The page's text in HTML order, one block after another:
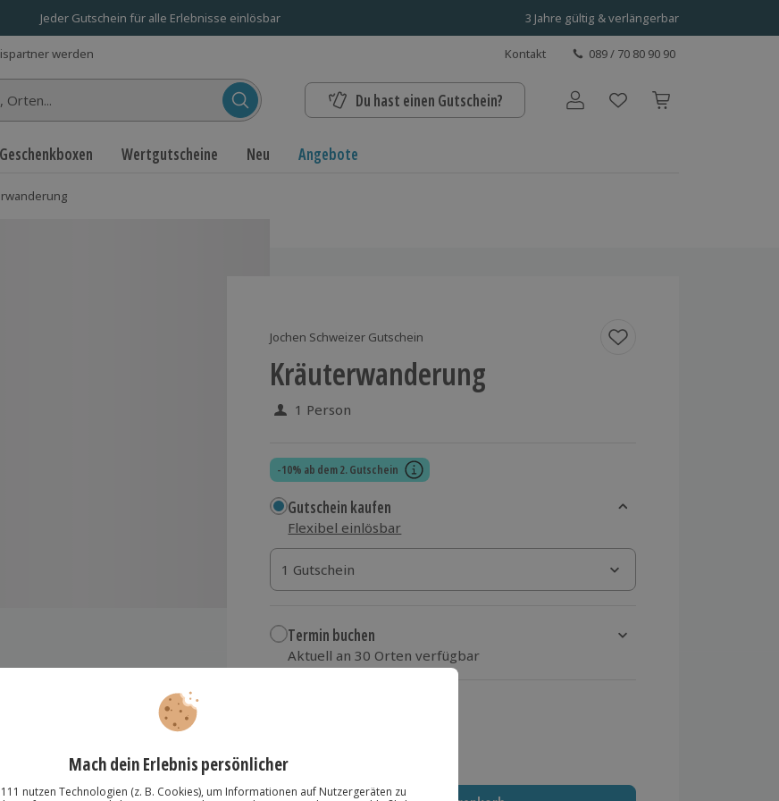
Jeder Gutschein für alle Erlebnisse einlösbar 3 Jahre gültig & verlängerbar
werden Kontakt 089 / 70 80 90 90
Du hast einen Gutschein? Benutzerkonto
Geschenkboxen Wertgutscheine Neu Angebote
Jochen Schweizer Gutschein
Kräuterwanderung
1 Person
-10% ab dem 2. Gutschein
Gutschein kaufen
Flexibel einlösbar
1 Gutschein
1 Gutschein
1 Gutschein
Termin buchen
Aktuell an 30 Orten verfügbar
Experten
und den Nutzen